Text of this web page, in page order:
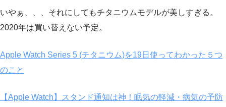
いやぁ、、、それにしてもチタニウムモデルが美しすぎる。
2020年は買い替えない予定。
Apple Watch Series 5 (チタニウム)を19日使ってわかった５つ
のこと
【Apple Watch】スタンド通知は神！眠気の軽減・病気の予防